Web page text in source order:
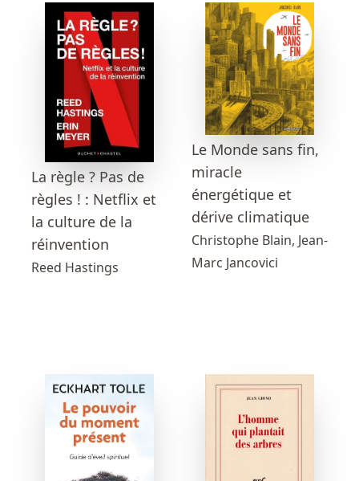
La règle ? Pas de
règles ! : Netflix et
la culture de la
réinvention
Reed Hastings
Le Monde sans fin,
miracle
énergétique et
dérive climatique
Christophe Blain, Jean-
Marc Jancovici